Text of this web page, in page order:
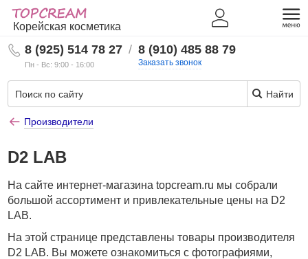
Корейская косметика
8 (925) 514 78 27
Пн - Вс: 9:00 - 16:00
/ 8 (910) 485 88 79
Заказать звонок
Найти
Производители
D2 LAB
На сайте интернет-магазина topcream.ru мы собрали
большой ассортимент и привлекательные цены на D2
LAB.
На этой странице представлены товары производителя
D2 LAB. Вы можете ознакомиться с фотографиями,